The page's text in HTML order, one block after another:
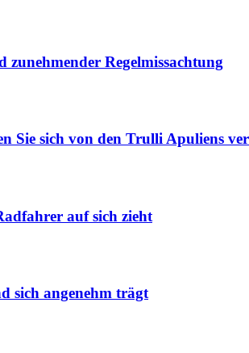
Regelmissachtung
Sie sich von den Trulli Apuliens
auf sich zieht
sich angenehm trägt